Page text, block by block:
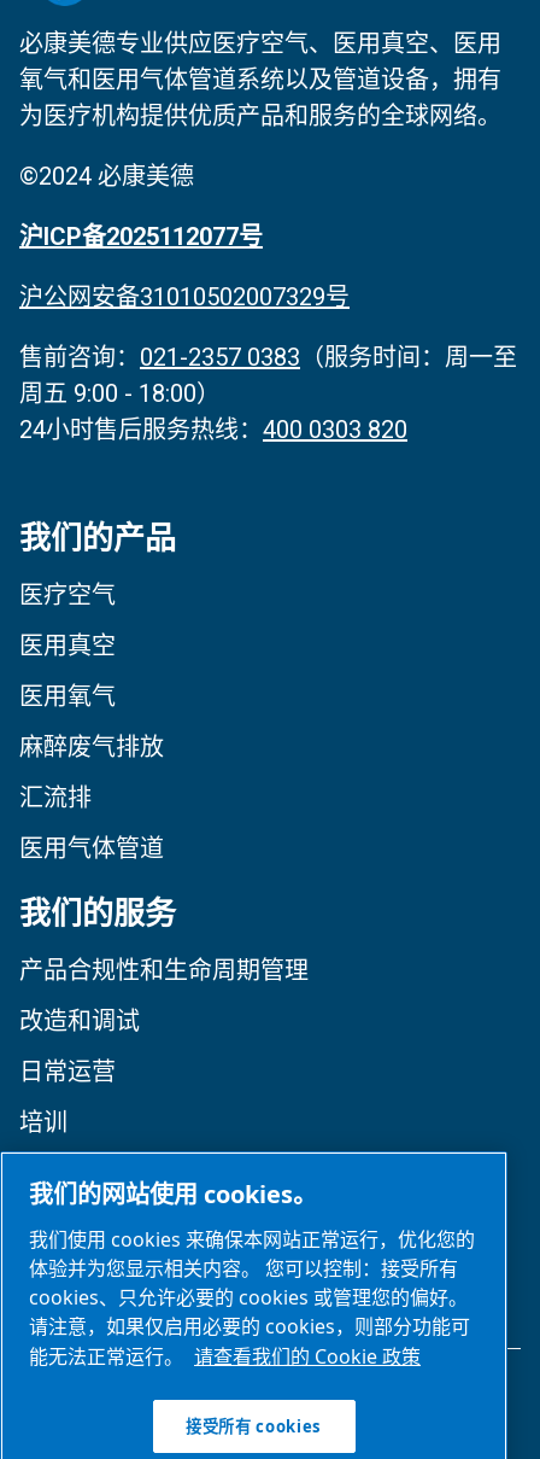
必康美德专业供应医疗空气、医用真空、医用
氧气和医用气体管道系统以及管道设备，拥有
为医疗机构提供优质产品和服务的全球网络。
©2024 必康美德
沪ICP备2025112077号
沪公网安备31010502007329号
售前咨询： 021-2357 0383 （服务时间‌：周一至
周五 9:00 - 18:00）
24小时售后服务热线： 400 0303 820
我们的产品
医疗空气
医用真空
医用氧气
麻醉废气排放
汇流排
医用气体管道
我们的服务
产品合规性和生命周期管理
改造和调试
日常运营
培训
关注我们
我们的网站使用 cookies。
我们使用 cookies 来确保本网站正常运行，优化您的
体验并为您显示相关内容。 您可以控制：接受所有
cookies、只允许必要的 cookies 或管理您的偏好。
请注意，如果仅启用必要的 cookies，则部分功能可
能无法正常运行。
请查看我们的 Cookie 政策
接受所有 cookies